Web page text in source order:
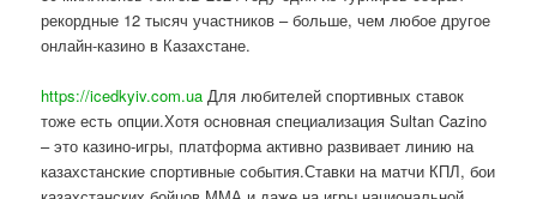
рекордные 12 тысяч участников – больше, чем любое другое
онлайн-казино в Казахстане.
https://icedkyiv.com.ua Для любителей спортивных ставок
тоже есть опции.Хотя основная специализация Sultan Cazino
– это казино-игры, платформа активно развивает линию на
казахстанские спортивные события.Ставки на матчи КПЛ, бои